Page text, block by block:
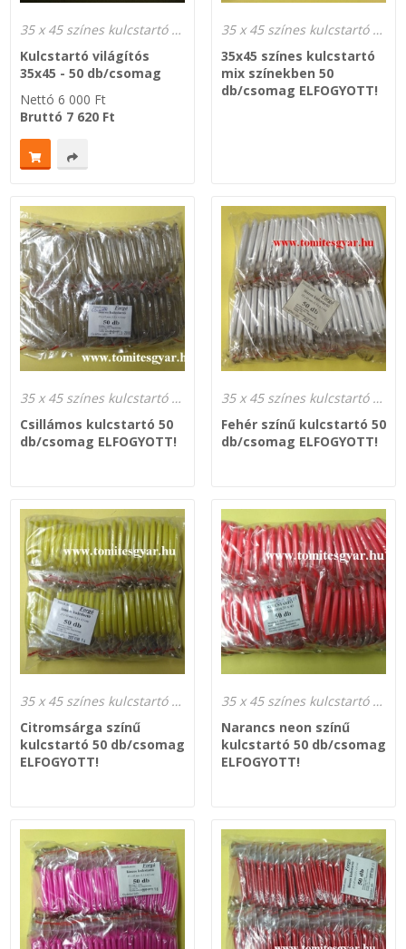
RÉZ-ALUMÍNIUM ALÁTÉTEK LÁGYÍTVA
O-GYŰRŰ
Zsinór Körszelvényű tömítőzsinórok
KÁBELVEZETŐ GUMI - HATÁROLÓK
SIMÍTÓZÁRAS TASAK
SZORTÍROZÓ DOBOZ-KÉSZLET
ETETŐTÁL-TIPLI-GRANULÁTUM
KÖTÖZŐK-JELÖLŐK-IRATTARTÓK
LEÉRTÉKELT-MARADÉK ANYAGOK
35 x 45 színes kulcstartó gyártás
Kulcstartó világítós
35x45 - 50 db/csomag
Nettó6 000 Ft
Bruttó 7 620 Ft
35 x 45 színes kulcstartó gyártás
35x45 színes kulcstartó
mix színekben 50
db/csomag ELFOGYOTT!
35 x 45 színes kulcstartó gyártás
Csillámos kulcstartó 50
db/csomag ELFOGYOTT!
35 x 45 színes kulcstartó gyártás
Fehér színű kulcstartó 50
db/csomag ELFOGYOTT!
35 x 45 színes kulcstartó gyártás
Citromsárga színű
kulcstartó 50 db/csomag
ELFOGYOTT!
35 x 45 színes kulcstartó gyártás
Narancs neon színű
kulcstartó 50 db/csomag
ELFOGYOTT!